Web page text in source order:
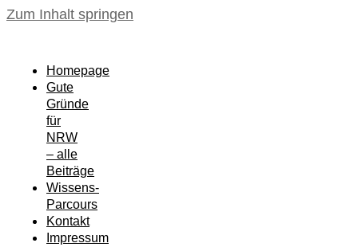
Zum Inhalt springen
Homepage
Gute
Gründe
für
NRW
– alle
Beiträge
Wissens-
Parcours
Kontakt
Impressum